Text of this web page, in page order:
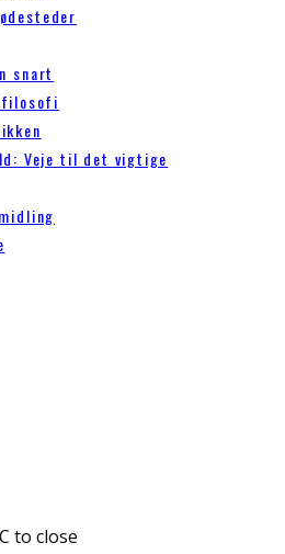
snart
Veje til det vigtige
to close